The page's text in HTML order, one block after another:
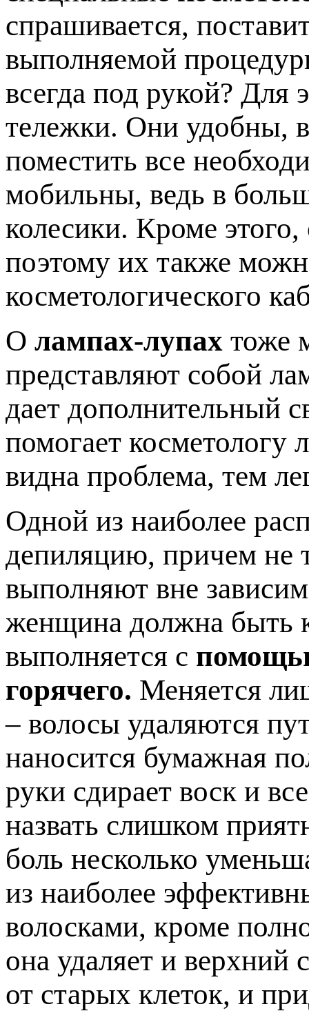
спрашивается,
выполняемой
всегда под рукой? Для
тележки. Они удобны,
поместить все
мобильны, ведь в
колесики. Кроме
поэтому их также
косметологического
О лампах-лупах тоже
представляют собой
дает дополнительный
помогает косметологу
видна проблема, тем
Одной из наиболее
депиляцию, причем не
выполняют вне
женщина должна быть
выполняется с
горячего. Меняется
– волосы удаляются
наносится бумажная
руки сдирает воск и
назвать слишком
боль несколько
из наиболее
волосками, кроме
она удаляет и верхний
от старых клеток, и